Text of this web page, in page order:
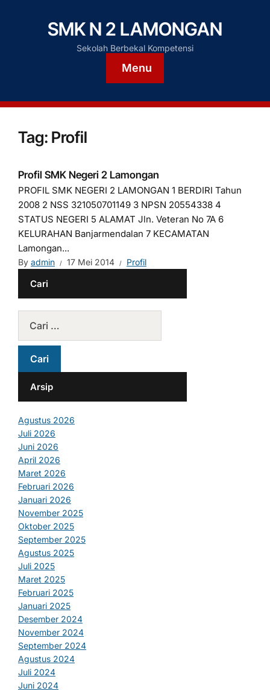
SMK N 2 LAMONGAN
Sekolah Berbekal Kompetensi
Menu
Tag: Profil
Profil SMK Negeri 2 Lamongan
PROFIL SMK NEGERI 2 LAMONGAN 1 BERDIRI Tahun
2008 2 NSS 321050701149 3 NPSN 20554338 4
STATUS NEGERI 5 ALAMAT Jln. Veteran No 7A 6
KELURAHAN Banjarmendalan 7 KECAMATAN
Lamongan...
By admin 17 Mei 2014 Profil
Cari
Arsip
Agustus 2026
Juli 2026
Juni 2026
April 2026
Maret 2026
Februari 2026
Januari 2026
November 2025
Oktober 2025
September 2025
Agustus 2025
Juli 2025
Maret 2025
Februari 2025
Januari 2025
Desember 2024
November 2024
September 2024
Agustus 2024
Juli 2024
Juni 2024